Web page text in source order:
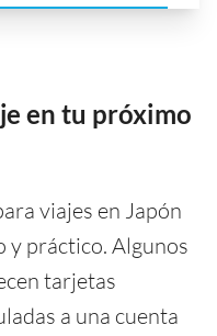
en tu próximo
viajes en Japón
y práctico. Algunos
tarjetas
a una cuenta